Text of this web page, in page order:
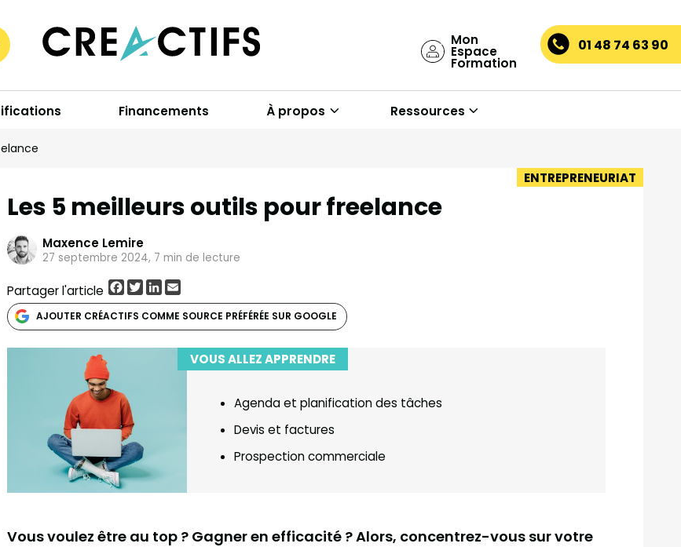
Mon
Espace
Formation
01 48 74 63 90
Financements À propos Ressources
Les 5 meilleurs outils pour freelance
ENTREPRENEURIAT
Maxence Lemire
27 septembre 2024, 7 min de lecture
Partager l'article Facebook
TwitterLinkedIn
AJOUTER CRÉACTIFS COMME SOURCE PRÉFÉRÉE SUR GOOGLE
VOUS ALLEZ APPRENDRE
Agenda et planification des tâches
Devis et factures
Prospection commerciale
Vous voulez être au top ? Gagner en efficacité ? Alors, concentrez-vous sur votre